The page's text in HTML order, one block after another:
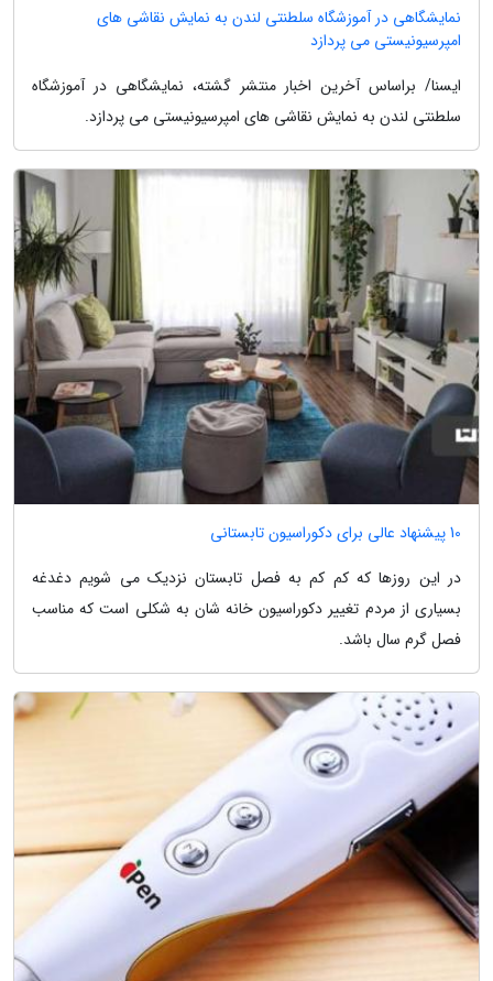
نمایشگاهی در آموزشگاه سلطنتی لندن به نمایش نقاشی های
امپرسیونیستی می پردازد
ایسنا/ براساس آخرین اخبار منتشر گشته، نمایشگاهی در آموزشگاه
سلطنتی لندن به نمایش نقاشی های امپرسیونیستی می پردازد.
10 پیشنهاد عالی برای دکوراسیون تابستانی
در این روزها که کم کم به فصل تابستان نزدیک می شویم دغدغه
بسیاری از مردم تغییر دکوراسیون خانه شان به شکلی است که مناسب
فصل گرم سال باشد.